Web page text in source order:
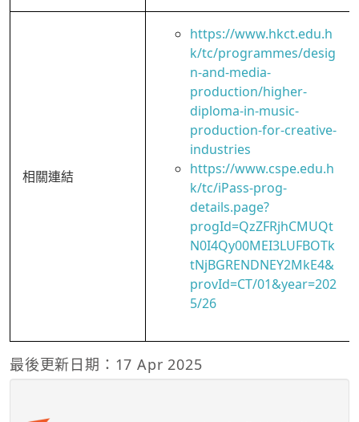
相關連結
https://www.hkct.edu.h
k/tc/programmes/desig
n-and-media-
production/higher-
diploma-in-music-
production-for-creative-
industries
https://www.cspe.edu.h
k/tc/iPass-prog-
details.page?
progId=QzZFRjhCMUQt
N0I4Qy00MEI3LUFBOTk
tNjBGRENDNEY2MkE4&
provId=CT/01&year=202
5/26
最後更新日期：17 Apr 2025